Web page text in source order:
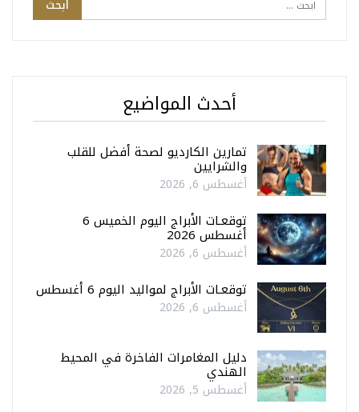
أحدث المواضيع
تمارين الكارديو لصحة أفضل للقلب
والشرايين
أغسطس 6, 2026
توقعـات الأبراج اليوم الخميس 6
أغسطس 2026
أغسطس 6, 2026
توقعـات الأبراج لمواليد اليوم 6 أغسطس
أغسطس 6, 2026
دليل المغامرات الفاخرة في المحيط
الهندي
أغسطس 5, 2026